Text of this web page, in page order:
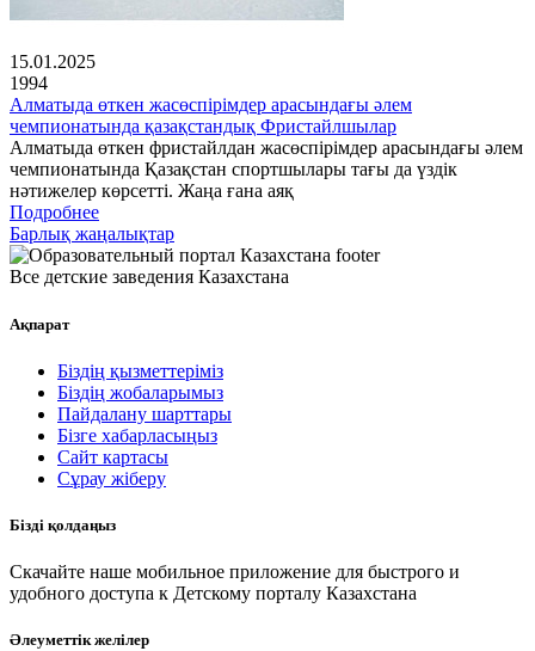
15.01.2025
1994
Алматыда өткен жасөспірімдер арасындағы әлем
чемпионатында қазақстандық Фристайлшылар
Алматыда өткен фристайлдан жасөспірімдер арасындағы әлем
чемпионатында Қазақстан спортшылары тағы да үздік
нәтижелер көрсетті. Жаңа ғана аяқ
Подробнее
Барлық жаңалықтар
Все детские заведения Казахстана
Ақпарат
Біздің қызметтеріміз
Біздің жобаларымыз
Пайдалану шарттары
Бізге хабарласыңыз
Сайт картасы
Сұрау жіберу
Бізді қолдаңыз
Скачайте наше мобильное приложение для быстрого и
удобного доступа к Детскому порталу Казахстана
Әлеуметтік желілер